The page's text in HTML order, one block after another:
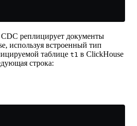
реплицирует документы
используя встроенный тип
таблице t1 в ClickHouse
строка: